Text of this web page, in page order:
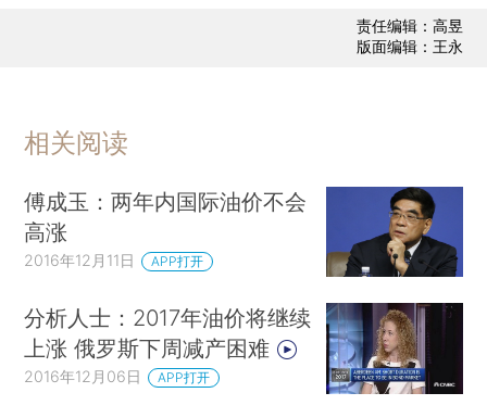
责任编辑：高昱
版面编辑：王永
相关阅读
傅成玉：两年内国际油价不会
高涨
2016年12月11日 APP打开
分析人士：2017年油价将继续
上涨 俄罗斯下周减产困难
2016年12月06日 APP打开